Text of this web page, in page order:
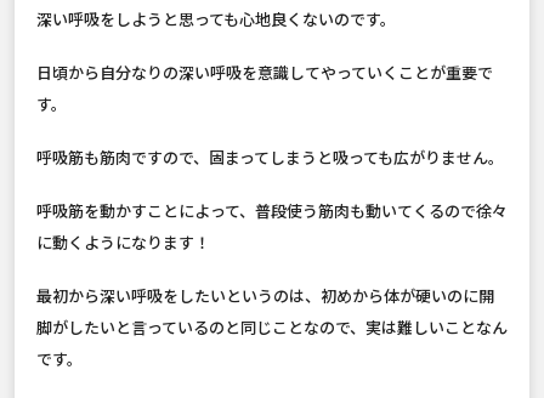
深い呼吸をしようと思っても心地良くないのです。
日頃から自分なりの深い呼吸を意識してやっていくことが重要で
す。
呼吸筋も筋肉ですので、固まってしまうと吸っても広がりません。
呼吸筋を動かすことによって、普段使う筋肉も動いてくるので徐々
に動くようになります！
最初から深い呼吸をしたいというのは、初めから体が硬いのに開
脚がしたいと言っているのと同じことなので、実は難しいことなん
です。